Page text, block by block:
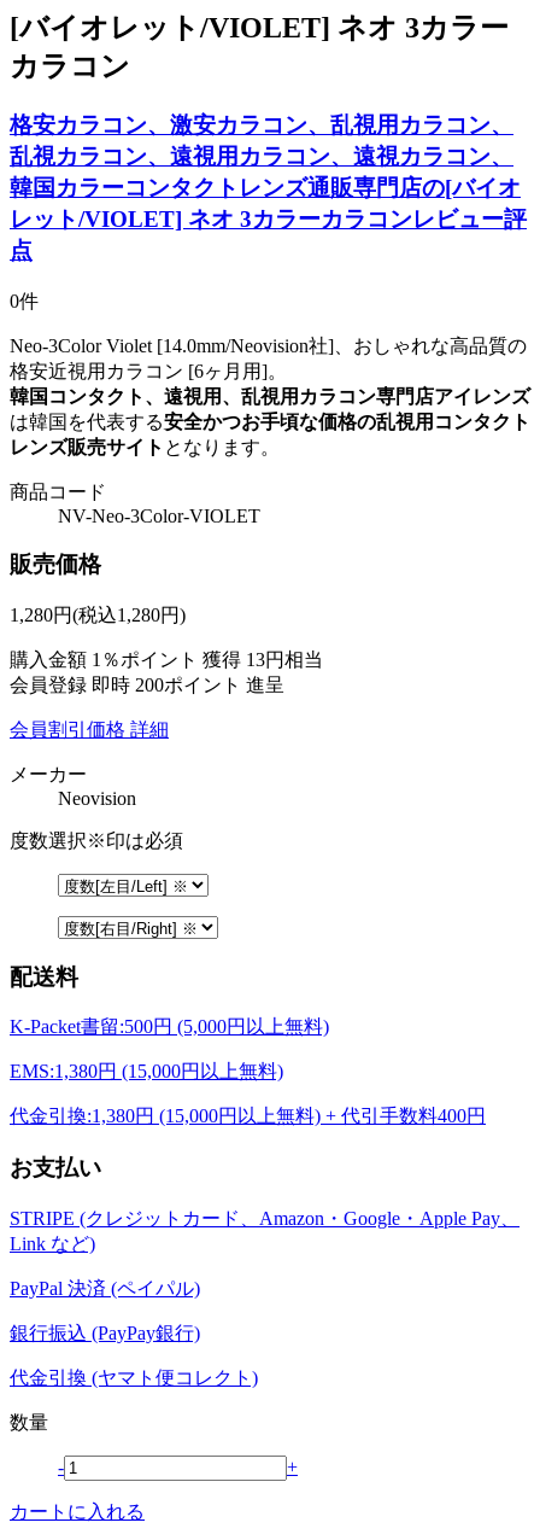
[バイオレット/VIOLET] ネオ 3カラー
カラコン
格安カラコン、激安カラコン、乱視用カラコン、
乱視カラコン、遠視用カラコン、遠視カラコン、
韓国カラーコンタクトレンズ通販専門店の[バイオ
レット/VIOLET] ネオ 3カラーカラコンレビュー評
点
0件
Neo-3Color Violet [14.0mm/Neovision社]、おしゃれな高品質の
格安近視用カラコン [6ヶ月用]。
韓国コンタクト、遠視用、乱視用カラコン専門店アイレンズ
は韓国を代表する安全かつお手頃な価格の乱視用コンタクト
レンズ販売サイト となります。
商品コード
NV-Neo-3Color-VIOLET
販売価格
1,280円(税込1,280円)
購入金額 1％ポイント 獲得 13円相当
会員登録 即時 200ポイント 進呈
会員割引価格 詳細
メーカー
Neovision
度数選択※印は必須
配送料
K-Packet書留:500円 (5,000円以上無料)
EMS:1,380円 (15,000円以上無料)
代金引換:1,380円 (15,000円以上無料) + 代引手数料400円
お支払い
STRIPE (クレジットカード、Amazon・Google・Apple Pay、
Link など)
PayPal 決済 (ペイパル)
銀行振込 (PayPay銀行)
代金引換 (ヤマト便コレクト)
数量
- +
カートに入れる